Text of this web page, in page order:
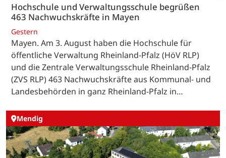
Hochschule und Verwaltungsschule begrüßen
463 Nachwuchskräfte in Mayen
Gestern
Mayen. Am 3. August haben die Hochschule für
öffentliche Verwaltung Rheinland-Pfalz (HöV RLP)
und die Zentrale Verwaltungsschule Rheinland-Pfalz
(ZVS RLP) 463 Nachwuchskräfte aus Kommunal- und
Landesbehörden in ganz Rheinland-Pfalz in…
Mendig